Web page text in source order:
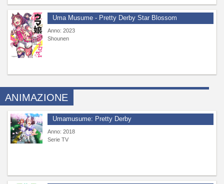
Uma Musume - Pretty Derby Star Blossom
Anno: 2023
Shounen
ANIMAZIONE
Umamusume: Pretty Derby
Anno: 2018
Serie TV